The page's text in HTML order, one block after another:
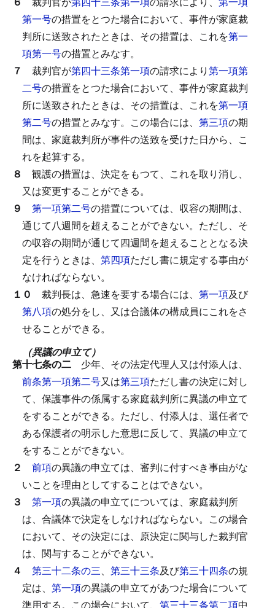
第一号の措置をとつた場合において、事件が家庭裁
判所に送致されたときは、その措置は、これを第一
項第一号の措置とみなす。
７ 裁判官が第四十三条第一項の請求により第一項第
二号の措置をとつた場合において、事件が家庭裁判
所に送致されたときは、その措置は、これを第一項
第二号の措置とみなす。 この場合には、 第三項の期
間は、家庭裁判所が事件の送致を受けた日から、こ
れを起算する。
８ 観護の措置は、決定をもつて、これを取り消し、
又は変更することができる。
９ 第一項第二号の措置については、収容の期間は、
通じて八週間を超えることができない。 ただし、そ
の収容の期間が通じて四週間を超えることとなる決
定を行うときは、 第四項ただし書に規定する事由が
なければならない。
１０ 裁判長は、急速を要する場合には、 第一項及び
第八項の処分をし、又は合議体の構成員にこれをさ
せることができる。
（異議の申立て）
第十七条の二 少年、その法定代理人又は付添人は、
前条第一項第二号又は第三項ただし書の決定に対し
て、保護事件の係属する家庭裁判所に異議の申立て
をすることができる。 ただし、付添人は、選任者で
ある保護者の明示した意思に反して、異議の申立て
をすることができない。
２ 前項の異議の申立ては、審判に付すべき事由がな
いことを理由としてすることはできない。
３ 第一項の異議の申立てについては、家庭裁判所
は、合議体で決定をしなければならない。 この場合
において、その決定には、原決定に関与した裁判官
は、関与することができない。
４ 第三十二条の三、 第三十三条及び第三十四条の規
定は、 第一項の異議の申立てがあつた場合について
準用する。 この場合において、 第三十三条第二項中